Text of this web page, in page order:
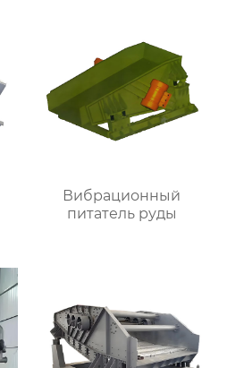
Вибрационный
питатель руды